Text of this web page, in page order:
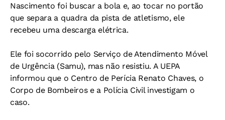
Nascimento foi buscar a bola e, ao tocar no portão
que separa a quadra da pista de atletismo, ele
recebeu uma descarga elétrica.
Ele foi socorrido pelo Serviço de Atendimento Móvel
de Urgência (Samu), mas não resistiu. A UEPA
informou que o Centro de Perícia Renato Chaves, o
Corpo de Bombeiros e a Polícia Civil investigam o
caso.